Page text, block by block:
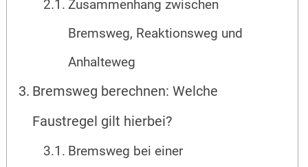
Zusammenhang zwischen
Bremsweg, Reaktionsweg und
Anhalteweg
Bremsweg berechnen: Welche
Faustregel gilt hierbei?
Bremsweg bei einer